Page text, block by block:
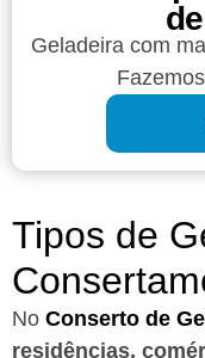
Geladeira com
Tipos de
No Conserto de
residências,